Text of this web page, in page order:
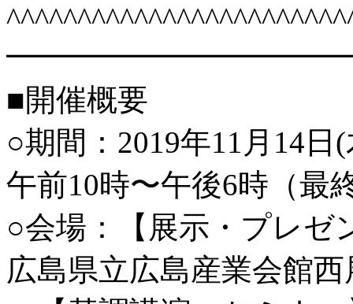
■開催概要
○期間：2019年11月14
午前10時〜午後6時（最
○会場：【展示・プレゼ
広島県立広島産業会館